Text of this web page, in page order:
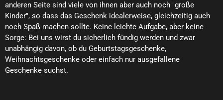
anderen Seite sind viele von ihnen aber auch noch "große
Kinder", so dass das Geschenk idealerweise, gleichzeitig auch
noch Spaß machen sollte. Keine leichte Aufgabe, aber keine
Sorge: Bei uns wirst du sicherlich fündig werden und zwar
unabhängig davon, ob du Geburtstagsgeschenke,
Weihnachtsgeschenke oder einfach nur ausgefallene
Geschenke suchst.